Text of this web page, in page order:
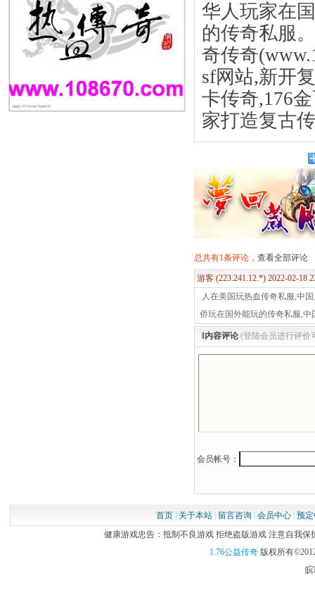
华人玩家在
的传奇私服
奇传奇(
sf网站,新开
卡传奇,176
家打造复古
总共有1条评论， 查看全部评论
游客 (223.241.12.*) 2022-02-18
人在美国玩热血传奇私服,中
侨玩在国外能玩的传奇私服,
‖内容评论 (登陆会员进行评价
会员帐号：
首页| 关于本站| 留言咨询 会员中心| 预
健康游戏忠告：抵制不良游戏 拒绝盗版游戏 注意自我保
1.76公益传奇版权所有
皖